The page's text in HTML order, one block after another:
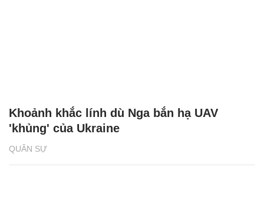
QUÂN SỰ
Khoảnh khắc lính dù Nga bắn hạ UAV
'khủng' của Ukraine